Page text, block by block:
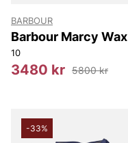
BARBOUR
Barbour Marcy Wax
Parka
10
3480 kr 5800 kr
-33%